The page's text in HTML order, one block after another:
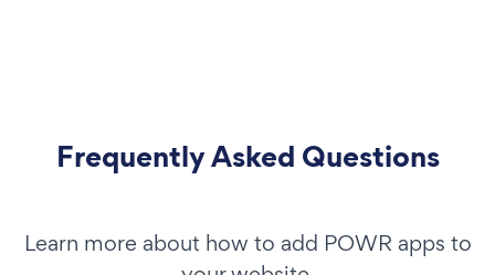
Frequently Asked Questions
Learn more about how to add POWR apps to